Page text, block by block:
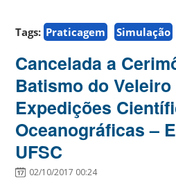
Tags: Praticagem Simulação
Cancelada a
Batismo do Veleiro
Expedições
Oceanográficas –
UFSC
02/10/2017 00:24